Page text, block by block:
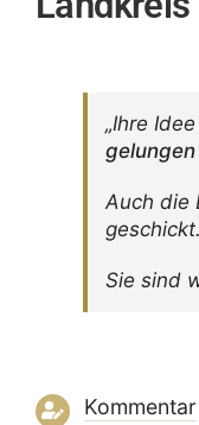
„Ihre
gelungen
Auch die
geschickt.
Sie sind
Kommentar